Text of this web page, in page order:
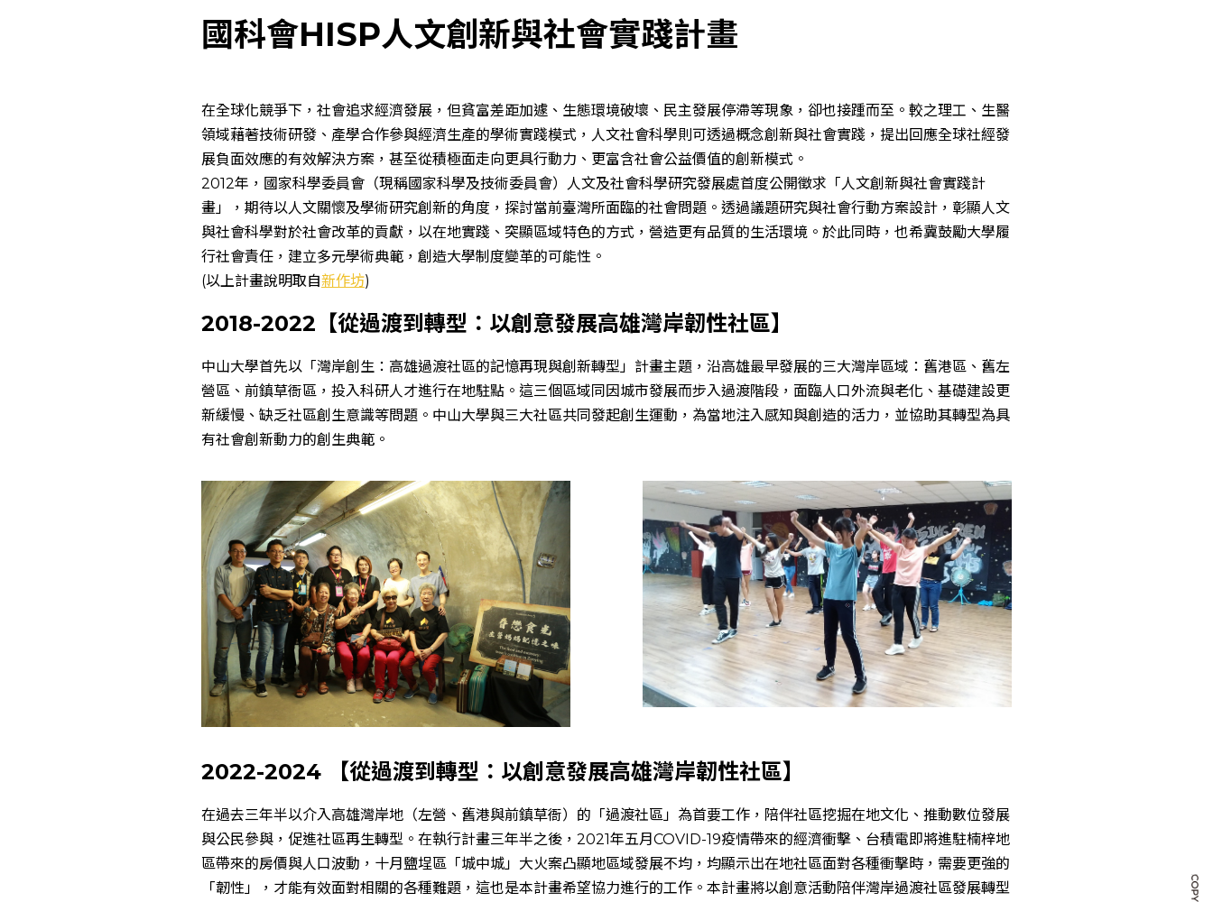
研究成果
外部連結
國科會HISP人文創新與社會實踐計畫
在全球化競爭下，社會追求經濟發展，但貧富差距加遽、生態環境破壞、民主發展停滯等現象，卻也接踵而至。較之理工、生醫
領域藉著技術研發、產學合作參與經濟生產的學術實踐模式，人文社會科學則可透過概念創新與社會實踐，提出回應全球社經發
展負面效應的有效解決方案，甚至從積極面走向更具行動力、更富含社會公益價值的創新模式。
2012年，國家科學委員會（現稱國家科學及技術委員會）人文及社會科學研究發展處首度公開徵求「人文創新與社會實踐計
畫」，期待以人文關懷及學術研究創新的角度，探討當前臺灣所面臨的社會問題。透過議題研究與社會行動方案設計，彰顯人文
與社會科學對於社會改革的貢獻，以在地實踐、突顯區域特色的方式，營造更有品質的生活環境。於此同時，也希冀鼓勵大學履
行社會責任，建立多元學術典範，創造大學制度變革的可能性。
(以上計畫說明取自新作坊)
2018-2022【從過渡到轉型：以創意發展高雄灣岸韌性社區】
中山大學首先以「灣岸創生：高雄過渡社區的記憶再現與創新轉型」計畫主題，沿高雄最早發展的三大灣岸區域：舊港區、舊左
營區、前鎮草衙區，投入科研人才進行在地駐點。這三個區域同因城市發展而步入過渡階段，面臨人口外流與老化、基礎建設更
新緩慢、缺乏社區創生意識等問題。中山大學與三大社區共同發起創生運動，為當地注入感知與創造的活力，並協助其轉型為具
有社會創新動力的創生典範。
2022-2024 【從過渡到轉型：以創意發展高雄灣岸韌性社區】
在過去三年半以介入高雄灣岸地（左營、舊港與前鎮草衙）的「過渡社區」為首要工作，陪伴社區挖掘在地文化、推動數位發展
與公民參與，促進社區再生轉型。在執行計畫三年半之後，2021年五月COVID-19疫情帶來的經濟衝擊、台積電即將進駐楠梓地
區帶來的房價與人口波動，十月鹽埕區「城中城」大火案凸顯地區域發展不均，均顯示出在地社區面對各種衝擊時，需要更強的
「韌性」，才能有效面對相關的各種難題，這也是本計畫希望協力進行的工作。本計畫將以創意活動陪伴灣岸過渡社區發展轉型